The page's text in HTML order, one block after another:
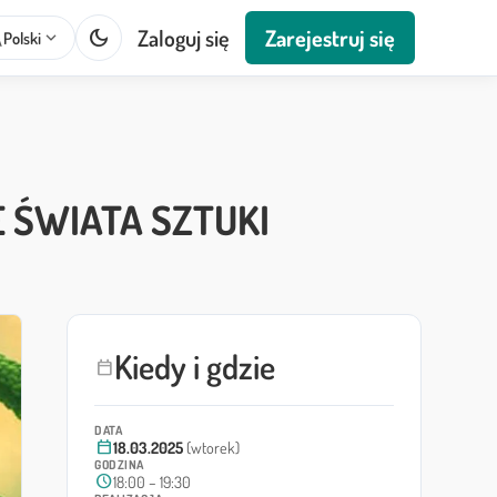
Polski expand_more dark_mode Zaloguj się Zarejestruj się
SZTUKI
calendar_todayKiedy i gdzie
DATA
calendar_today18.03.2025 (wtorek)
GODZINA
schedule18:00 – 19:30